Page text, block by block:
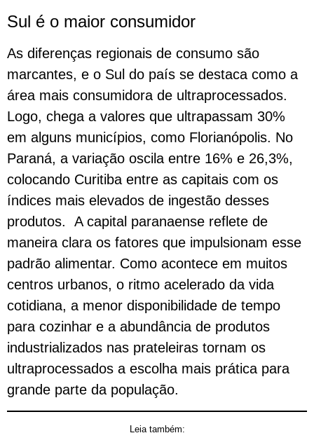
Sul é o maior consumidor
As diferenças regionais de consumo são
marcantes, e o Sul do país se destaca como a
área mais consumidora de ultraprocessados.
Logo, chega a valores que ultrapassam 30%
em alguns municípios, como Florianópolis. No
Paraná, a variação oscila entre 16% e 26,3%,
colocando Curitiba entre as capitais com os
índices mais elevados de ingestão desses
produtos. A capital paranaense reflete de
maneira clara os fatores que impulsionam esse
padrão alimentar. Como acontece em muitos
centros urbanos, o ritmo acelerado da vida
cotidiana, a menor disponibilidade de tempo
para cozinhar e a abundância de produtos
industrializados nas prateleiras tornam os
ultraprocessados a escolha mais prática para
grande parte da população.
Leia também: